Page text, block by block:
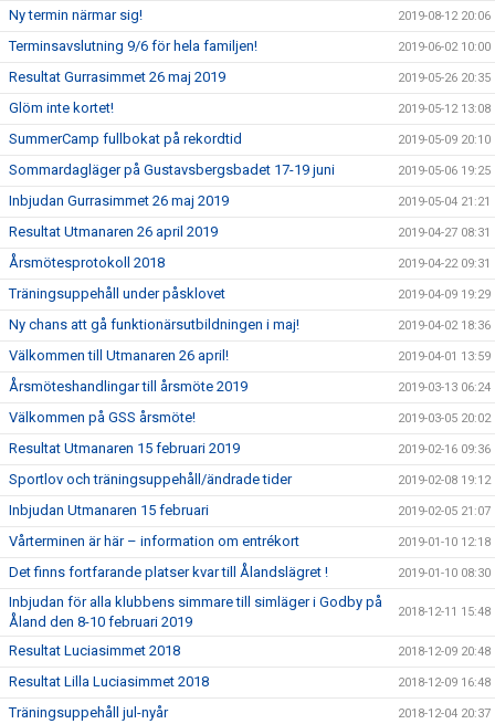
Ny termin närmar sig! 2019-08-12 20:06
Terminsavslutning 9/6 för hela familjen! 2019-06-02 10:00
Resultat Gurrasimmet 26 maj 2019 2019-05-26 20:35
Glöm inte kortet! 2019-05-12 13:08
SummerCamp fullbokat på rekordtid 2019-05-09 20:10
Sommardagläger på Gustavsbergsbadet 17-19 juni 2019-05-06 19:25
Inbjudan Gurrasimmet 26 maj 2019 2019-05-04 21:21
Resultat Utmanaren 26 april 2019 2019-04-27 08:31
Årsmötesprotokoll 2018 2019-04-22 09:31
Träningsuppehåll under påsklovet 2019-04-09 19:29
Ny chans att gå funktionärsutbildningen i maj! 2019-04-02 18:36
Välkommen till Utmanaren 26 april! 2019-04-01 13:59
Årsmöteshandlingar till årsmöte 2019 2019-03-13 06:24
Välkommen på GSS årsmöte! 2019-03-05 20:02
Resultat Utmanaren 15 februari 2019 2019-02-16 09:36
Sportlov och träningsuppehåll/ändrade tider 2019-02-08 19:12
Inbjudan Utmanaren 15 februari 2019-02-05 21:07
Vårterminen är här – information om entrékort 2019-01-10 12:18
Det finns fortfarande platser kvar till Ålandslägret ! 2019-01-10 08:30
Inbjudan för alla klubbens simmare till simläger i Godby på
Åland den 8-10 februari 2019
2018-12-11 15:48
Resultat Luciasimmet 2018 2018-12-09 20:48
Resultat Lilla Luciasimmet 2018 2018-12-09 16:48
Träningsuppehåll jul-nyår 2018-12-04 20:37